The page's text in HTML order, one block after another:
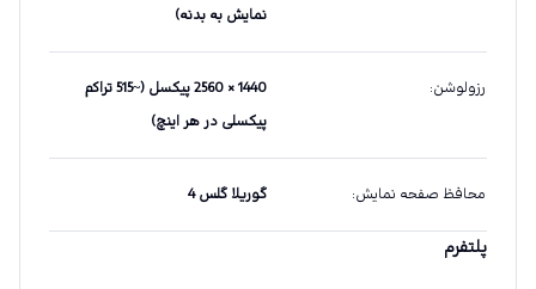
نمایش به بدنه)
رزولوشن:
1440 × 2560 پیکسل (~515 تراکم
پیکسلی در هر اینچ)
محافظ صفحه نمایش: گوریلا گلس 4
پلتفرم